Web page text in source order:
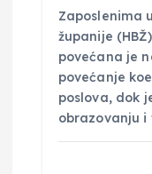
Zaposlenima
županije
povećana je
povećanje
poslova, dok
obrazovanju